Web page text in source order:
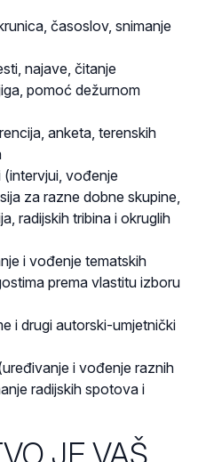
časoslov, snimanje
najave, čitanje
pomoć dežurnom
anketa, terenskih
(intervjui, vođenje
za razne dobne skupine,
radijskih tribina i okruglih
i vođenje tematskih
prema vlastitu izboru
i drugi autorski-umjetnički
i vođenje raznih
radijskih spotova i
JE VAŠ